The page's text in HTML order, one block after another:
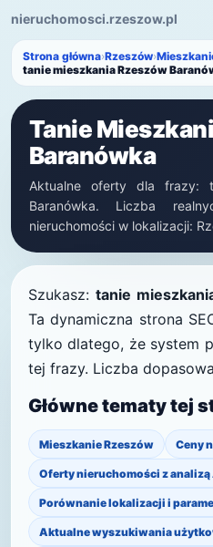
nieruchomosci.rzeszow.pl
Strona główna›Rzeszów›
tanie mieszkania Rzeszów
Tanie
Baranówka
Aktualne oferty dla frazy:
Baranówka. Liczba
nieruchomości w lokalizacji:
Szukasz: tanie
Ta dynamiczna strona
tylko dlatego, że system
tej frazy. Liczba
Główne tematy tej
Mieszkanie Rzeszów Ceny
Oferty nieruchomości z analizą
Porównanie lokalizacji i
Aktualne wyszukiwania